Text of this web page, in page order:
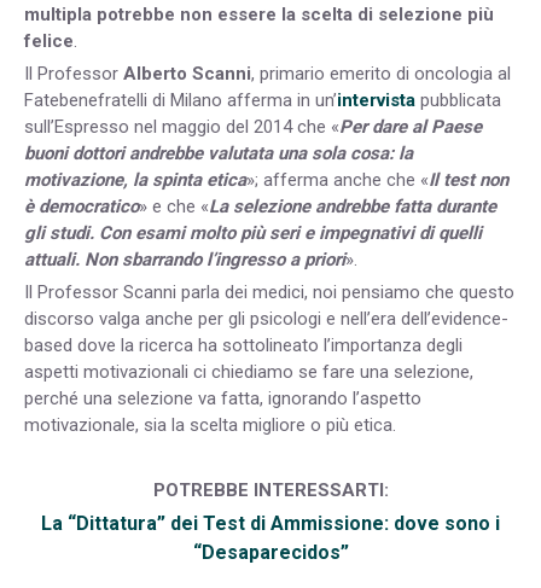
multipla potrebbe non essere la scelta di selezione più
felice.
Il Professor Alberto Scanni, primario emerito di oncologia al
Fatebenefratelli di Milano afferma in un’intervista pubblicata
sull’Espresso nel maggio del 2014 che «Per dare al Paese
buoni dottori andrebbe valutata una sola cosa: la
motivazione, la spinta etica»; afferma anche che «Il test non
è democratico» e che «La selezione andrebbe fatta durante
gli studi. Con esami molto più seri e impegnativi di quelli
attuali. Non sbarrando l’ingresso a priori».
Il Professor Scanni parla dei medici, noi pensiamo che questo
discorso valga anche per gli psicologi e nell’era dell’evidence-
based dove la ricerca ha sottolineato l’importanza degli
aspetti motivazionali ci chiediamo se fare una selezione,
perché una selezione va fatta, ignorando l’aspetto
motivazionale, sia la scelta migliore o più etica.
POTREBBE INTERESSARTI:
La “Dittatura” dei Test di Ammissione: dove sono i
“Desaparecidos”